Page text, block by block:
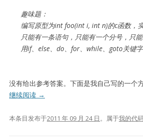
趣味题：
编写原型为int foo(int i, int n)的c函数，
只能有一条语句，只能有一个分号，只
用if、else、do、for、while、goto关键字
没有给出参考答案。下面是我自己写的一个方
继续阅读 →
本条目发布于2011 年 09 月 24 日 。属于我的代